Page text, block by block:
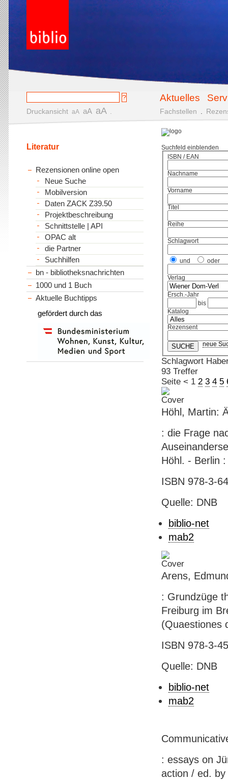
Aktuelles
Druckansicht aA aA aA Fachstellen
Suchfeld einblenden
ISBN / EAN
Nachname
Vorname
Titel
Reihe
Schlagwort
und oder
Verlag
Ersch.-Jahr
bis
Katalog
Rezensent
neue
Schlagwort
93 Treffer
Seite < 1 2 3 4 5
Höhl, Martin:
: die Frage
Höhl. - Berlin
ISBN 978-3-
Quelle: DNB
biblio-net
mab2
Arens,
: Grundzüge
Freiburg im
(Quaestiones
ISBN 978-3-
Quelle: DNB
biblio-net
mab2
: essays on
action / ed.
Literatur
Rezensionen online open
Neue Suche
Mobilversion
Daten ZACK Z39.50
Projektbeschreibung
Schnittstelle | API
OPAC alt
die Partner
Suchhilfen
bn - bibliotheksnachrichten
1000 und 1 Buch
Aktuelle Buchtipps
gefördert durch das